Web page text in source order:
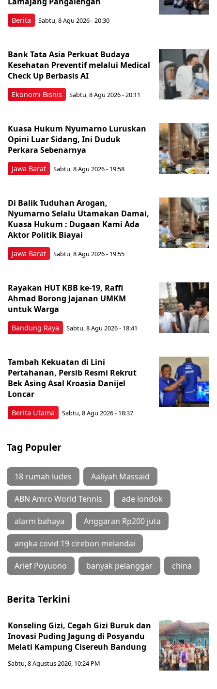
Berita Sabtu, 8 Agu 2026 - 20:30
Ekonomi Bisnis
Bank Tata Asia Perkuat Budaya
Kesehatan Preventif melalui Medical
Check Up Berbasis AI
Sabtu, 8 Agu 2026 - 20:11
Jawa Barat
Kuasa Hukum Nyumarno Luruskan
Opini Luar Sidang, Ini Duduk
Perkara Sebenarnya ​
Sabtu, 8 Agu 2026 - 19:58
Jawa Barat
Di Balik Tuduhan Arogan,
Nyumarno Selalu Utamakan Damai,
Kuasa Hukum : Dugaan Kami Ada
Aktor Politik Biayai
Sabtu, 8 Agu 2026 - 19:55
Bandung Raya
Rayakan HUT KBB ke-19, Raffi
Ahmad Borong Jajanan UMKM
untuk Warga
Sabtu, 8 Agu 2026 - 18:41
Berita Utama
Tambah Kekuatan di Lini
Pertahanan, Persib Resmi Rekrut
Bek Asing Asal Kroasia Danijel
Loncar
Sabtu, 8 Agu 2026 - 18:37
Tag Populer
18 rumah ludes Aaliyah Massaid
ABN Amro World Tennis ade londok
alarm bahaya Anggaran Rp200 juta
angka covid 19 cirebon melandai
Arief Poyuono banyak pelanggar china
Berita Terkini
Konseling Gizi, Cegah Gizi Buruk dan
Inovasi Puding Jagung di Posyandu
Melati Kampung Cisereuh Bandung
Sabtu, 8 Agustus 2026, 10:24 PM